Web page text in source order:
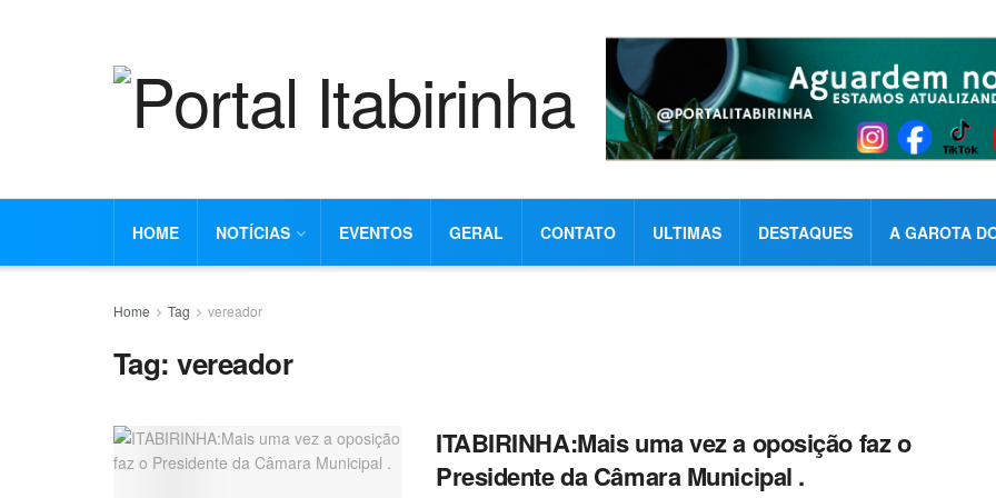
HOME NOTÍCIAS EVENTOS GERAL CONTATO ULTIMAS DESTAQUES A GAROTA
Home Tag vereador
Tag:vereador
ITABIRINHA:Mais uma vez a oposição faz o
Presidente da Câmara Municipal .